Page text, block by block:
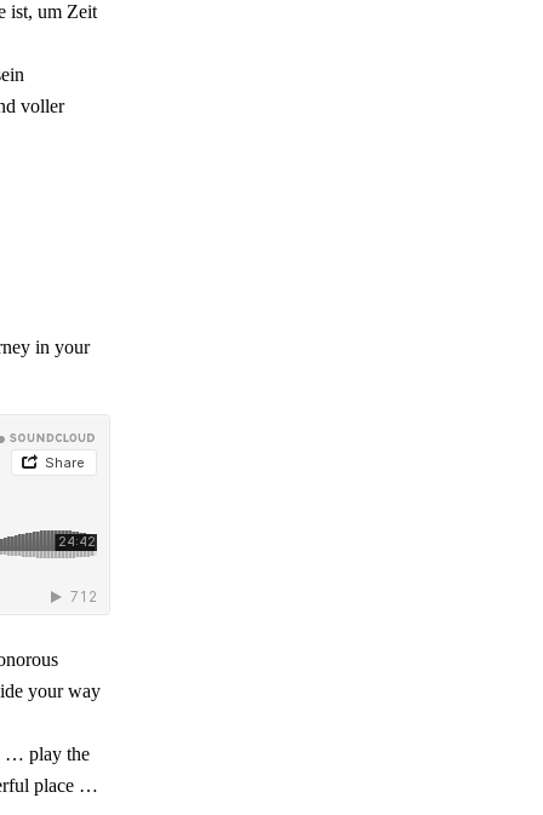
ist, um Zeit
voller
in your
your way
… play the
place …